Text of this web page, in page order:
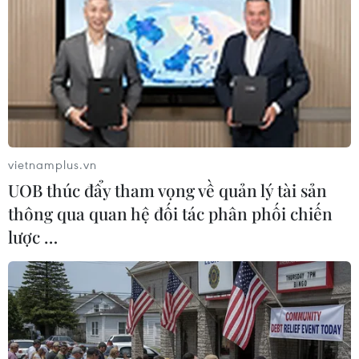
06/08/2026 11:54
Dự thảo Luật Kiến trúc: Bổ sung quy
định nhận diện bản sắc văn hóa dân
06/08/2026 11:29
Khởi động xét chọn Doanh nghiệp
đạt chuẩn văn hóa kinh doanh Việt
Nam 2026
06/08/2026 10:42
Xã Tây Giang khai mạc Ngày hội văn
hóa Cơ Tu lần thứ 1
vietnamplus.vn
UOB thúc đẩy tham vọng về quản lý tài sản
thông qua quan hệ đối tác phân phối chiến
lược …